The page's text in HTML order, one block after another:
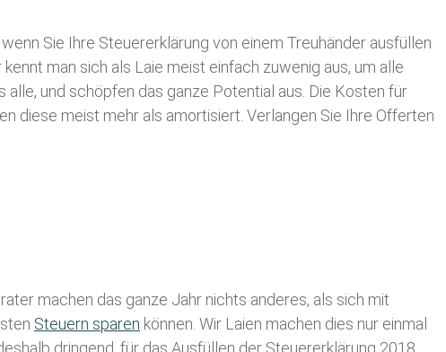
Sie Ihre Steuererklärung von einem Treuhänder ausfüllen
man sich als Laie meist einfach zuwenig aus, um alle
und schöpfen das ganze Potential aus. Die Kosten für
diese meist mehr als amortisiert. Verlangen Sie Ihre Offerten
machen das ganze Jahr nichts anderes, als sich mit
Steuern sparen können. Wir Laien machen dies nur einmal
dringend, für das Ausfüllen der Steuererklärung 2018